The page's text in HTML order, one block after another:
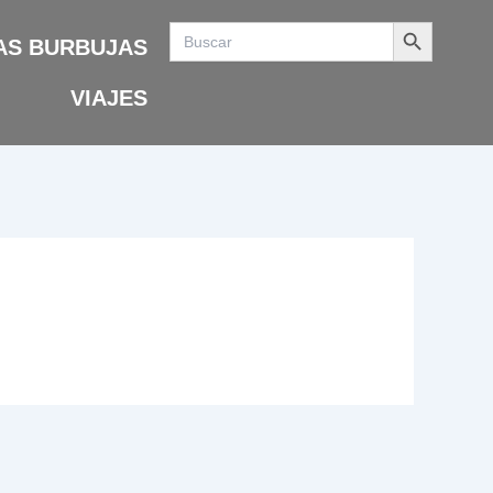
BURBUJAS
VIAJES
Search
for:
Search Button